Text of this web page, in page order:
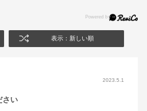
表示：新しい順
2023.5.1
さい